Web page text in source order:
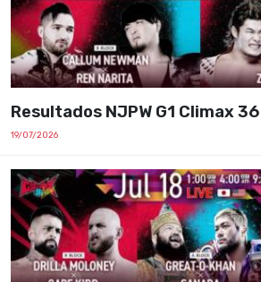
Resultados NJPW G1 Climax
19/07/2026